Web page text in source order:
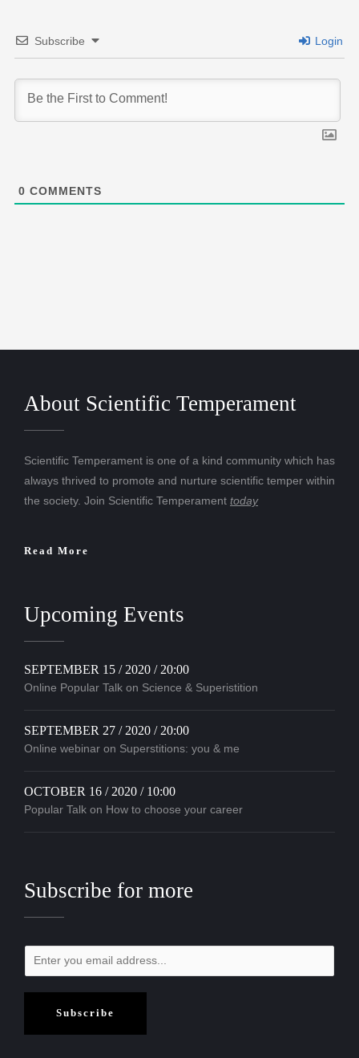
Subscribe Login
0 COMMENTS
About Scientific Temperament
Scientific Temperament is one of a kind community which has
always thrived to promote and nurture scientific temper within
the society. Join Scientific Temperament today
Read More
Upcoming Events
SEPTEMBER 15 / 2020 / 20:00
Online Popular Talk on Science & Superistition
SEPTEMBER 27 / 2020 / 20:00
Online webinar on Superstitions: you & me
OCTOBER 16 / 2020 / 10:00
Popular Talk on How to choose your career
Subscribe for more
Subscribe